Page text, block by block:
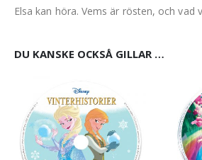
Elsa kan höra. Vems är rösten, och vad
DU KANSKE OCKSÅ GILLAR …